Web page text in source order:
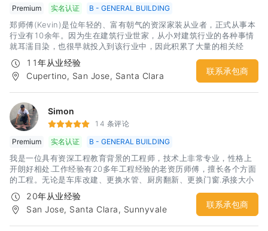
Premium
实名认证 B - GENERAL BUILDING
郑师傅(Kevin)是位年轻的、富有朝气的资深家装从业者，正式从事本
行业有10余年。因为生在建筑行业世家，从小对建筑行业的各种事情
就耳濡目染，也很早就投入到该行业中，因此积累了大量的相关经
验。曾在中国大陆曾经参与过大型隧道和桥梁的工程施工工作，因此
对施工的团队合作和组织工作具有相当心得。这样的经历让郑师傅在
提高团队工作效率方面有了很好的体会，更让郑师傅在保证自己团队
11年从业经验
Cupertino, San Jose, Santa Clara
联系承包商
Simon
14 条评论
Premium
实名认证 B - GENERAL BUILDING
我是一位具有资深工程教育背景的工程师，技术上非常专业，性格上
开朗好相处.工作经验有20多年工程经验的老资历师傅，擅长各个方面
的工程。无论是车库改建、更换水管、厨房翻新、更换门窗.𠄘接大小
建筑工程、价格合理、免费估价.
20年从业经验
San Jose, Santa Clara, Sunnyvale
联系承包商